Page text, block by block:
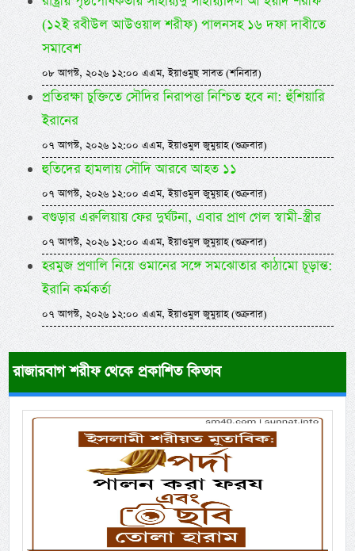
(১২ই রবীউল আউওয়াল শরীফ) পালনসহ ১৬ দফা দাবীতে
সমাবেশ
০৮ আগস্ট, ২০২৬ ১২:০০ এএম, ইয়াওমুছ সাবত (শনিবার)
প্রতিরক্ষা চুক্তিতে সৌদির নিরাপত্তা নিশ্চিত হবে না: হুঁশিয়ারি
ইরানের
০৭ আগস্ট, ২০২৬ ১২:০০ এএম, ইয়াওমুল জুমুয়াহ (শুক্রবার)
হুতিদের হামলায় সৌদি আরবে আহত ১১
০৭ আগস্ট, ২০২৬ ১২:০০ এএম, ইয়াওমুল জুমুয়াহ (শুক্রবার)
বগুড়ার এরুলিয়ায় ফের দুর্ঘটনা, এবার প্রাণ গেল স্বামী-স্ত্রীর
০৭ আগস্ট, ২০২৬ ১২:০০ এএম, ইয়াওমুল জুমুয়াহ (শুক্রবার)
হরমুজ প্রণালি নিয়ে ওমানের সঙ্গে সমঝোতার কাঠামো চূড়ান্ত:
ইরানি কর্মকর্তা
০৭ আগস্ট, ২০২৬ ১২:০০ এএম, ইয়াওমুল জুমুয়াহ (শুক্রবার)
রাজারবাগ শরীফ থেকে প্রকাশিত কিতাব